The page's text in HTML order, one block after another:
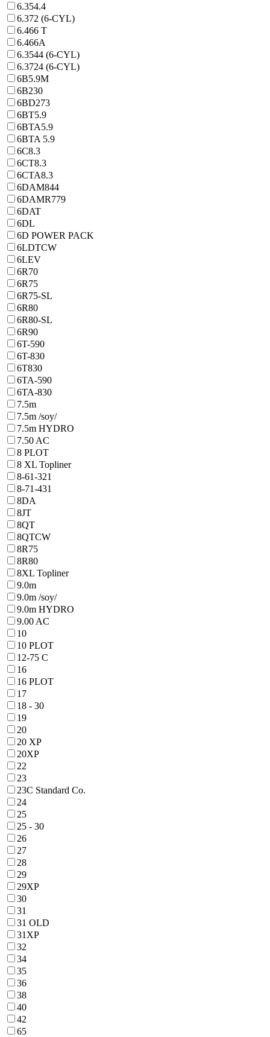
6.354.4
6.372 (6-CYL)
6.466 T
6.466A
6.3544 (6-CYL)
6.3724 (6-CYL)
6B5.9M
6B230
6BD273
6BT5.9
6BTA5.9
6BTA 5.9
6C8.3
6CT8.3
6CTA8.3
6DAM844
6DAMR779
6DAT
6DL
6D POWER PACK
6LDTCW
6LEV
6R70
6R75
6R75-SL
6R80
6R80-SL
6R90
6T-590
6T-830
6T830
6TA-590
6TA-830
7.5m
7.5m /soy/
7.5m HYDRO
7.50 AC
8 PLOT
8 XL Topliner
8-61-321
8-71-431
8DA
8JT
8QT
8QTCW
8R75
8R80
8XL Topliner
9.0m
9.0m /soy/
9.0m HYDRO
9.00 AC
10
10 PLOT
12-75 C
16
16 PLOT
17
18 - 30
19
20
20 XP
20XP
22
23
23C Standard Co.
24
25
25 - 30
26
27
28
29
29XP
30
31
31 OLD
31XP
32
34
35
36
38
40
42
65